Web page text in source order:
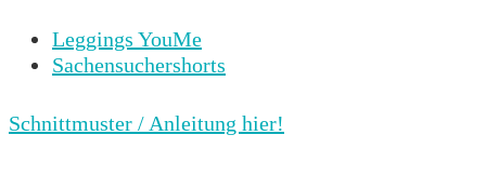
Leggings YouMe
Sachensuchershorts
Schnittmuster / Anleitung hier!